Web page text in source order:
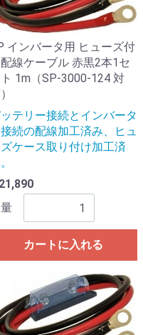
インバータ用 ヒューズ付
線ケーブル 赤黒2本1セ
1m（SP-3000-124 対
テリー接続とインバータ
続の配線加工済み、ヒュ
ケース取り付け加工済
カートに入れる